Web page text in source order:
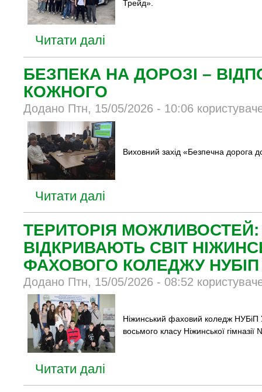
Трейд».
Читати далі
БЕЗПЕКА НА ДОРОЗІ –
КОЖНОГО
Додано Птн, 15/05/2026 - 10:06
Виховний захід «Безпечна дорога
Читати далі
ТЕРИТОРІЯ
ВІДКРИВАЮТЬ СВІТ
ФАХОВОГО КОЛЕДЖУ НУБІП
Додано Птн, 15/05/2026 - 08:52
Ніжинський фаховий коледж НУБіП
восьмого класу Ніжинської
Читати далі